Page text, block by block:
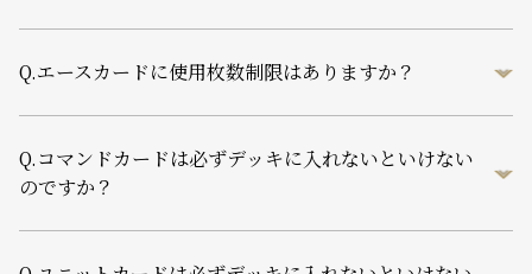
Q.エースカードに使用枚数制限はありますか？
Q.コマンドカードは必ずデッキに入れないといけない
のですか？